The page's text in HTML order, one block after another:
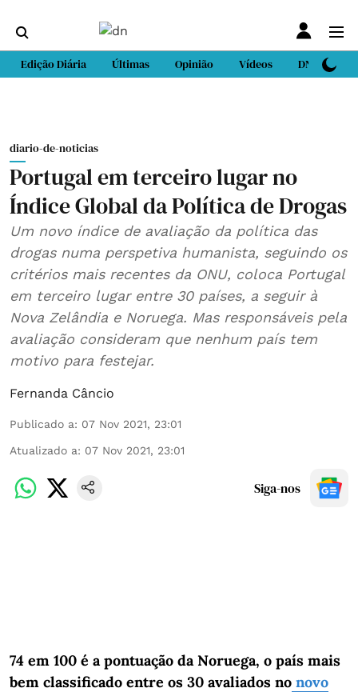
Edição Diária Últimas Opinião Vídeos DN Sport
diario-de-noticias
Portugal em terceiro lugar no
Índice Global da Política de Drogas
Um novo índice de avaliação da política das
drogas numa perspetiva humanista, seguindo os
critérios mais recentes da ONU, coloca Portugal
em terceiro lugar entre 30 países, a seguir à
Nova Zelândia e Noruega. Mas responsáveis pela
avaliação consideram que nenhum país tem
motivo para festejar.
Fernanda Câncio
Publicado a: 07 Nov 2021, 23:01
Atualizado a: 07 Nov 2021, 23:01
Siga-nos
74 em 100 é a pontuação da Noruega, o país mais
bem classificado entre os 30 avaliados no novo